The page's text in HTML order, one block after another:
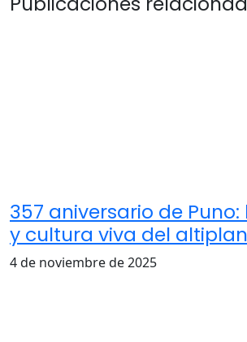
357 aniversario de
y cultura viva del
4 de noviembre de 2025